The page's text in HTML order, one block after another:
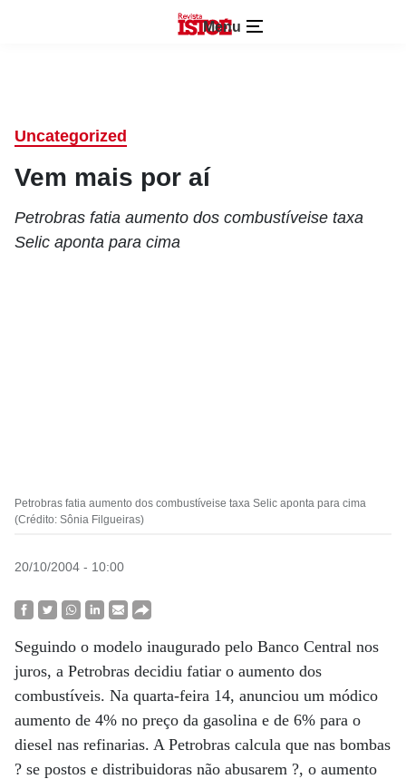
Menu
Uncategorized
Vem mais por aí
Petrobras fatia aumento dos combustíveise taxa
Selic aponta para cima
Petrobras fatia aumento dos combustíveise taxa Selic aponta para cima
(Crédito: Sônia Filgueiras)
20/10/2004 - 10:00
Seguindo o modelo inaugurado pelo Banco Central nos
juros, a Petrobras decidiu fatiar o aumento dos
combustíveis. Na quarta-feira 14, anunciou um módico
aumento de 4% no preço da gasolina e de 6% para o
diesel nas refinarias. A Petrobras calcula que nas bombas
? se postos e distribuidoras não abusarem ?, o aumento